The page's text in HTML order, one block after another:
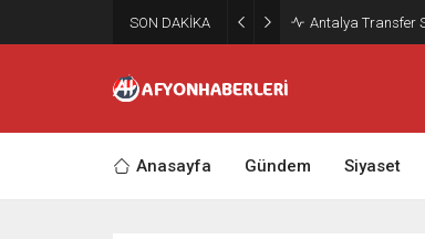
SON DAKİKA Snus Kültürü ve
Anasayfa Gündem Siyaset